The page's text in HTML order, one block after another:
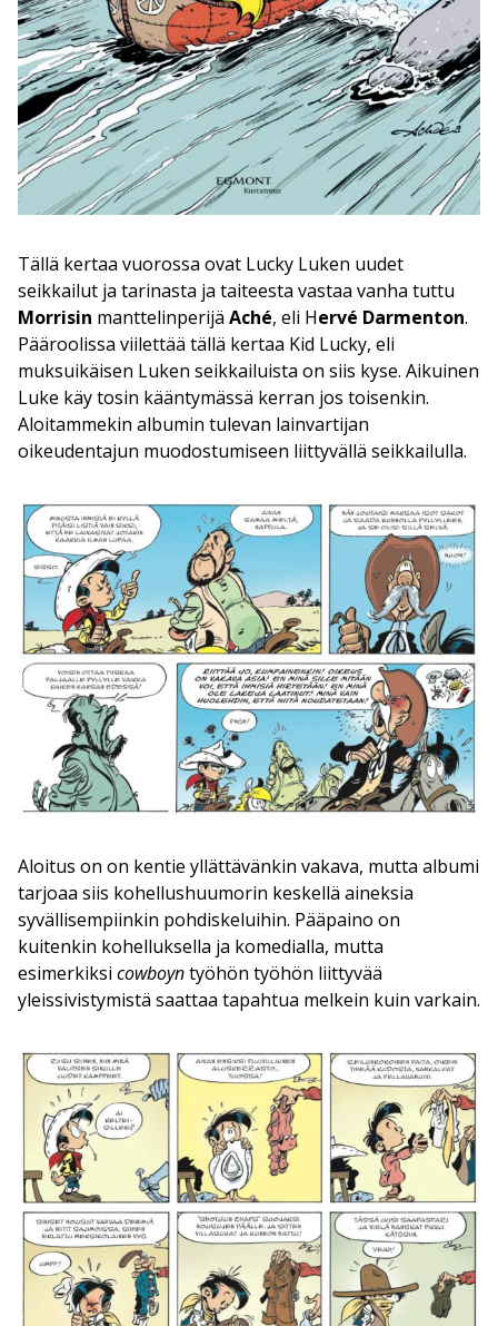
Tällä kertaa vuorossa ovat Lucky Luken uudet
seikkailut ja tarinasta ja taiteesta vastaa vanha tuttu
Morrisin manttelinperijä Aché, eli Hervé Darmenton.
Pääroolissa viilettää tällä kertaa Kid Lucky, eli
muksuikäisen Luken seikkailuista on siis kyse. Aikuinen
Luke käy tosin kääntymässä kerran jos toisenkin.
Aloitammekin albumin tulevan lainvartijan
oikeudentajun muodostumiseen liittyvällä seikkailulla.
Aloitus on on kentie yllättävänkin vakava, mutta albumi
tarjoaa siis kohellushuumorin keskellä aineksia
syvällisempiinkin pohdiskeluihin. Pääpaino on
kuitenkin kohelluksella ja komedialla, mutta
esimerkiksi cowboyntyöhön työhön liittyvää
yleissivistymistä saattaa tapahtua melkein kuin varkain.